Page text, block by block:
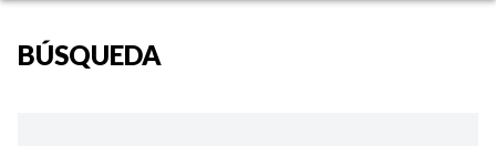
BÚSQUEDA